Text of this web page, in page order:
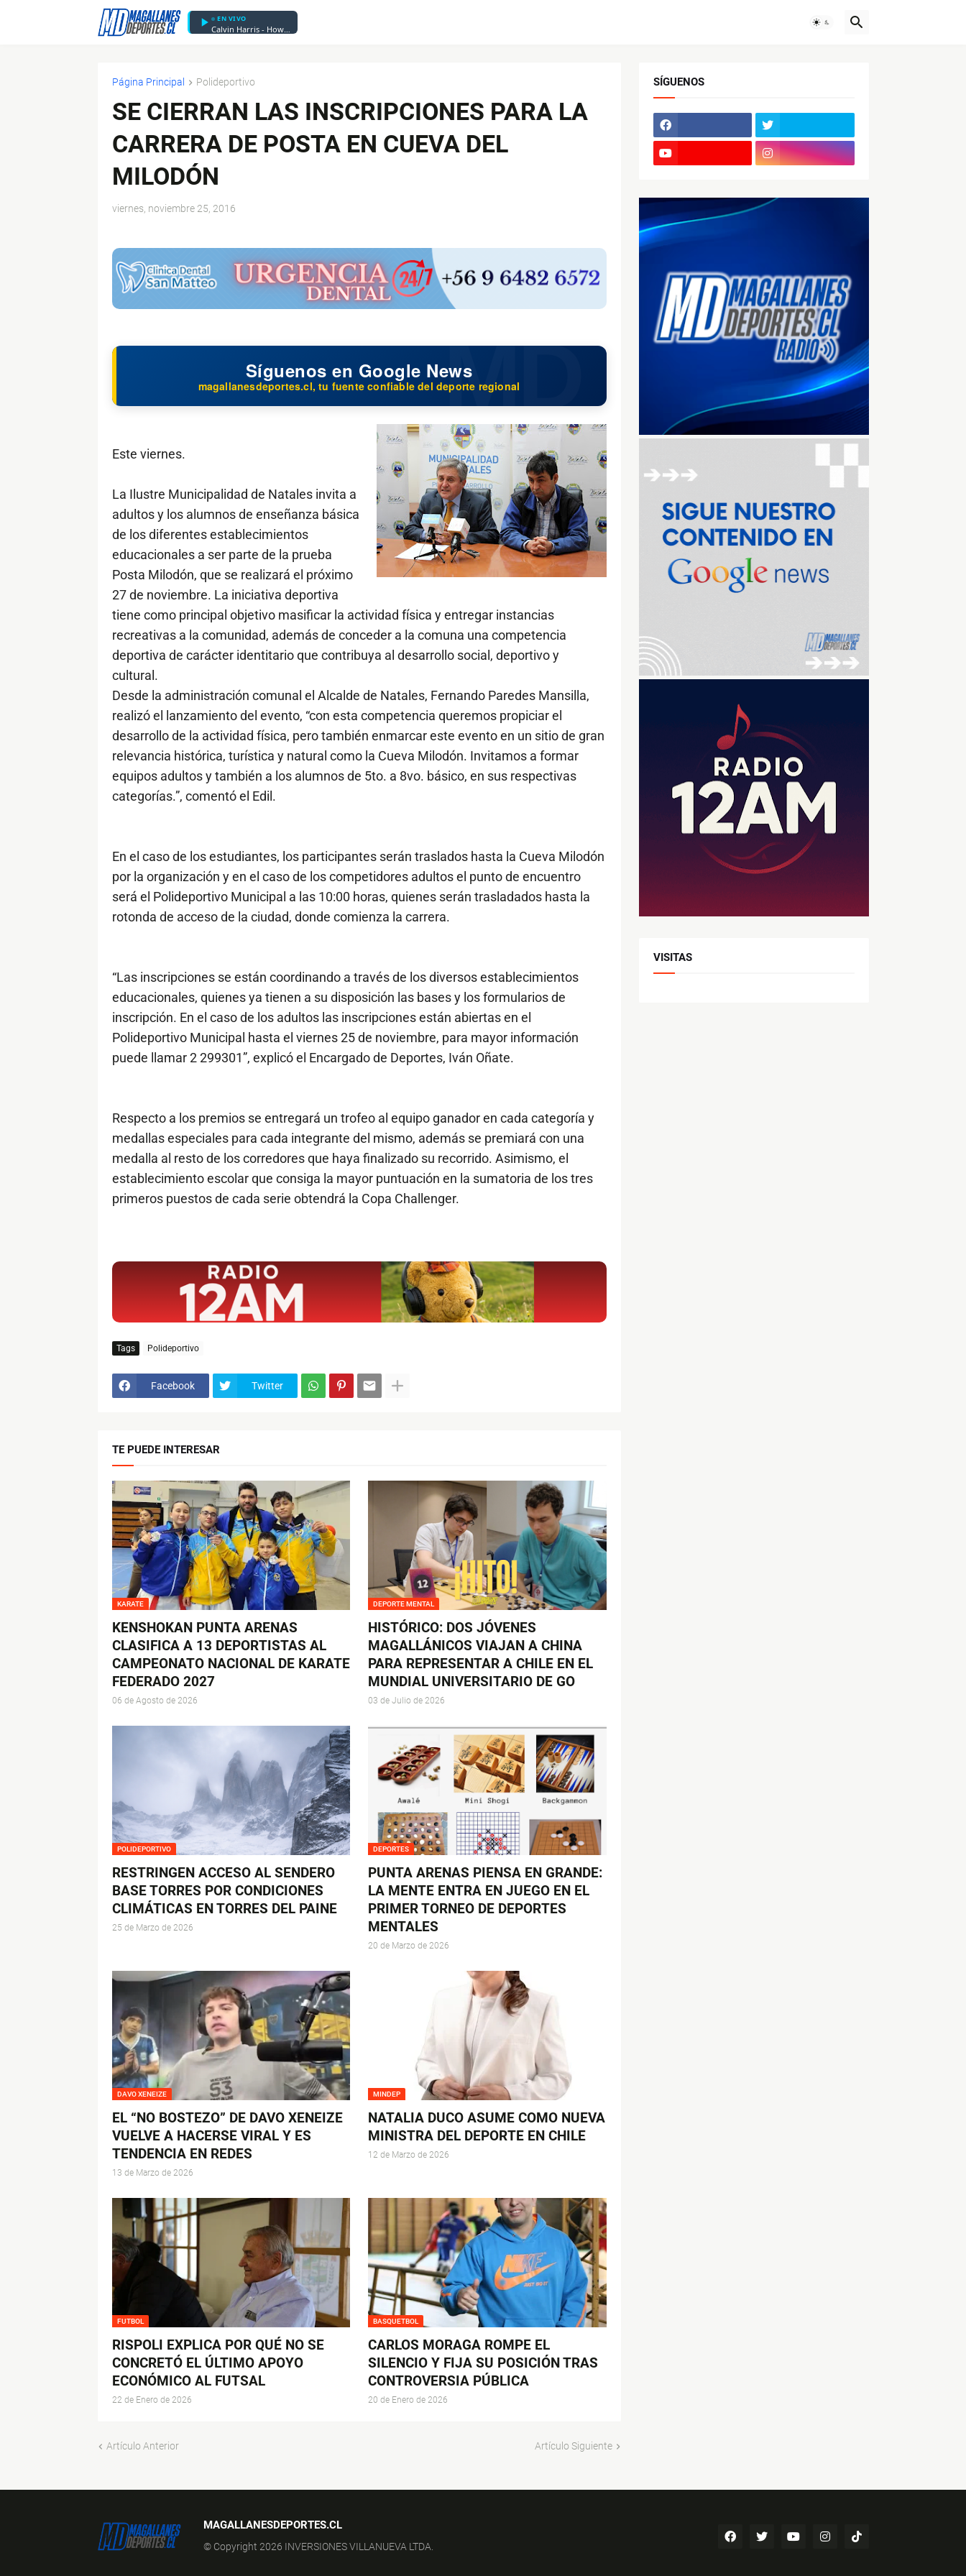
EN VIVO
Calvin Harris - How Deep Is Your Love
Página Principal Polideportivo
SE CIERRAN LAS INSCRIPCIONES PARA LA
CARRERA DE POSTA EN CUEVA DEL
MILODÓN
viernes, noviembre 25, 2016
Síguenos en Google News
magallanesdeportes.cl, tu fuente confiable del deporte regional
Este viernes.
La Ilustre Municipalidad de Natales invita a
adultos y los alumnos de enseñanza básica
de los diferentes establecimientos
educacionales a ser parte de la prueba
Posta Milodón, que se realizará el próximo
27 de noviembre. La iniciativa deportiva
tiene como principal objetivo masificar la actividad física y entregar instancias
recreativas a la comunidad, además de conceder a la comuna una competencia
deportiva de carácter identitario que contribuya al desarrollo social, deportivo y
cultural.
Desde la administración comunal el Alcalde de Natales, Fernando Paredes Mansilla,
realizó el lanzamiento del evento, “con esta competencia queremos propiciar el
desarrollo de la actividad física, pero también enmarcar este evento en un sitio de gran
relevancia histórica, turística y natural como la Cueva Milodón. Invitamos a formar
equipos adultos y también a los alumnos de 5to. a 8vo. básico, en sus respectivas
categorías.”, comentó el Edil.
En el caso de los estudiantes, los participantes serán traslados hasta la Cueva Milodón
por la organización y en el caso de los competidores adultos el punto de encuentro
será el Polideportivo Municipal a las 10:00 horas, quienes serán trasladados hasta la
rotonda de acceso de la ciudad, donde comienza la carrera.
“Las inscripciones se están coordinando a través de los diversos establecimientos
educacionales, quienes ya tienen a su disposición las bases y los formularios de
inscripción. En el caso de los adultos las inscripciones están abiertas en el
Polideportivo Municipal hasta el viernes 25 de noviembre, para mayor información
puede llamar 2 299301”, explicó el Encargado de Deportes, Iván Oñate.
Respecto a los premios se entregará un trofeo al equipo ganador en cada categoría y
medallas especiales para cada integrante del mismo, además se premiará con una
medalla al resto de los corredores que haya finalizado su recorrido. Asimismo, el
establecimiento escolar que consiga la mayor puntuación en la sumatoria de los tres
primeros puestos de cada serie obtendrá la Copa Challenger.
Tags Polideportivo
Facebook Twitter
TE PUEDE INTERESAR
KARATE
KENSHOKAN PUNTA ARENAS
CLASIFICA A 13 DEPORTISTAS AL
CAMPEONATO NACIONAL DE KARATE
FEDERADO 2027
06 de Agosto de 2026
DEPORTE MENTAL
HISTÓRICO: DOS JÓVENES
MAGALLÁNICOS VIAJAN A CHINA
PARA REPRESENTAR A CHILE EN EL
MUNDIAL UNIVERSITARIO DE GO
03 de Julio de 2026
POLIDEPORTIVO
RESTRINGEN ACCESO AL SENDERO
BASE TORRES POR CONDICIONES
CLIMÁTICAS EN TORRES DEL PAINE
25 de Marzo de 2026
DEPORTES
PUNTA ARENAS PIENSA EN GRANDE:
LA MENTE ENTRA EN JUEGO EN EL
PRIMER TORNEO DE DEPORTES
MENTALES
20 de Marzo de 2026
DAVO XENEIZE
EL “NO BOSTEZO” DE DAVO XENEIZE
VUELVE A HACERSE VIRAL Y ES
TENDENCIA EN REDES
13 de Marzo de 2026
MINDEP
NATALIA DUCO ASUME COMO NUEVA
MINISTRA DEL DEPORTE EN CHILE
12 de Marzo de 2026
FUTBOL
RISPOLI EXPLICA POR QUÉ NO SE
CONCRETÓ EL ÚLTIMO APOYO
ECONÓMICO AL FUTSAL
22 de Enero de 2026
BASQUETBOL
CARLOS MORAGA ROMPE EL
SILENCIO Y FIJA SU POSICIÓN TRAS
CONTROVERSIA PÚBLICA
20 de Enero de 2026
Artículo Anterior Artículo Siguiente
SÍGUENOS
VISITAS
MAGALLANESDEPORTES.CL
© Copyright 2026 INVERSIONES VILLANUEVA LTDA.